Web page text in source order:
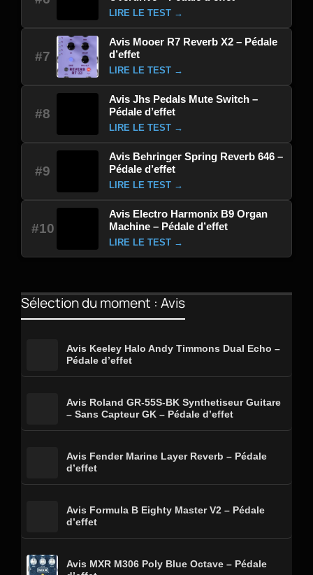
LIRE LE TEST →
#7
Avis Mooer R7 Reverb X2 – Pédale
d’effet
LIRE LE TEST →
#8
Avis Jhs Pedals Mute Switch –
Pédale d’effet
LIRE LE TEST →
#9
Avis Behringer Spring Reverb 646 –
Pédale d’effet
LIRE LE TEST →
#10
Avis Electro Harmonix B9 Organ
Machine – Pédale d’effet
LIRE LE TEST →
Sélection du moment : Avis
Avis Keeley Halo Andy Timmons Dual Echo –
Pédale d’effet
Avis Roland GR-55S-BK Synthetiseur Guitare
– Sans Capteur GK – Pédale d’effet
Avis Fender Marine Layer Reverb – Pédale
d’effet
Avis Formula B Eighty Master V2 – Pédale
d’effet
Avis MXR M306 Poly Blue Octave – Pédale